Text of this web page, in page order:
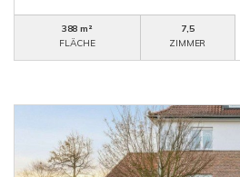
388 m²
FLÄCHE
7,5
ZIMMER